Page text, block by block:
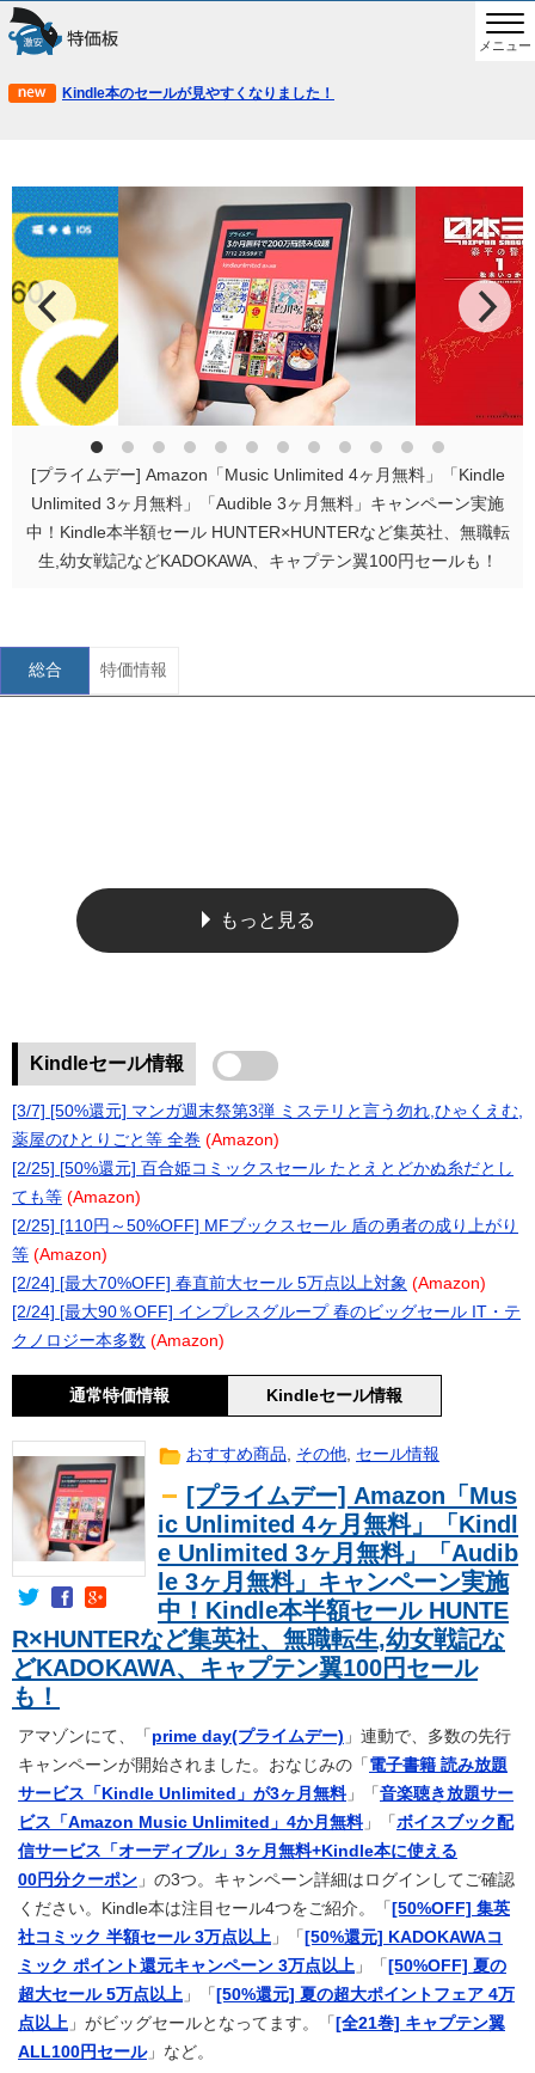
メニュー
Kindle本のセールが見やすくなりました！
[プライムデー] Amazon「Music Unlimited 4ヶ月無料」「Kindle
Unlimited 3ヶ月無料」「Audible 3ヶ月無料」キャンペーン実施
中！Kindle本半額セール HUNTER×HUNTERなど集英社、無職転
生,幼女戦記などKADOKAWA、キャプテン翼100円セールも！
総合 特価情報
もっと見る
Kindleセール情報
[3/7] [50%還元] マンガ週末祭第3弾 ミステリと言う勿れ,ひゃくえむ,
薬屋のひとりごと等 全巻 (Amazon)
[2/25] [50%還元] 百合姫コミックスセール たとえとどかぬ糸だとし
ても等 (Amazon)
[2/25] [110円～50%OFF] MFブックスセール 盾の勇者の成り上がり
等 (Amazon)
[2/24] [最大70%OFF] 春直前大セール 5万点以上対象 (Amazon)
[2/24] [最大90％OFF] インプレスグループ 春のビッグセール IT・テ
クノロジー本多数 (Amazon)
通常特価情報 Kindleセール情報
おすすめ商品, その他, セール情報
[プライムデー] Amazon「Mus
ic Unlimited 4ヶ月無料」「Kindl
e Unlimited 3ヶ月無料」「Audib
le 3ヶ月無料」キャンペーン実施
中！Kindle本半額セール HUNTE
R×HUNTERなど集英社、無職転生,幼女戦記な
どKADOKAWA、キャプテン翼100円セール
も！
アマゾンにて、「 prime day(プライムデー) 」連動で、多数の先行
キャンペーンが開始されました。おなじみの「 電子書籍 読み放題
サービス「Kindle Unlimited」が3ヶ月無料」「 音楽聴き放題サー
ビス「Amazon Music Unlimited」4か月無料」「 ボイスブック配
信サービス「オーディブル」3ヶ月無料+Kindle本に使える
00円分クーポン 」の3つ。キャンペーン詳細はログインしてご確認
ください。Kindle本は注目セール4つをご紹介。「 [50%OFF] 集英
社コミック 半額セール 3万点以上 」「 [50%還元] KADOKAWAコ
ミック ポイント還元キャンペーン 3万点以上 」「 [50%OFF] 夏の
超大セール 5万点以上 」「 [50%還元] 夏の超大ポイントフェア 4万
点以上 」がビッグセールとなってます。「 [全21巻] キャプテン翼
ALL100円セール」など。